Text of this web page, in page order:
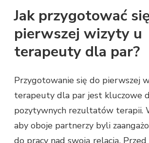
Jak przygotować
pierwszej wizyty u
terapeuty dla par?
Przygotowanie się do pierwszej
terapeuty dla par jest kluczowe
pozytywnych rezultatów terapii.
aby oboje partnerzy byli